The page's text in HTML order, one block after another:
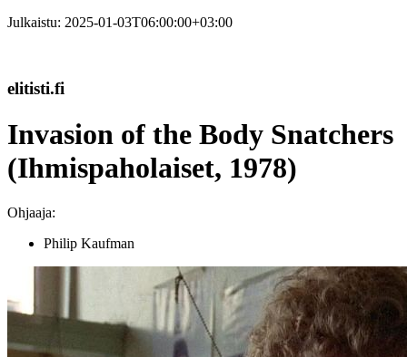
Julkaistu: 2025-01-03T06:00:00+03:00
elitisti.fi
Invasion of the Body Snatchers
(Ihmispaholaiset, 1978)
Ohjaaja:
Philip Kaufman